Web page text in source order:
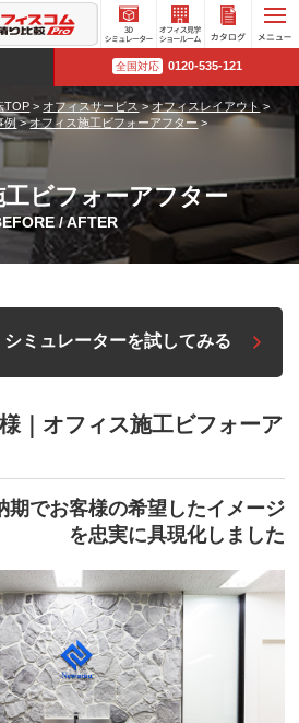
3D
シミュ
レータ
ー
オフィ
ス見学
ショー
ルーム
全国対応 0120-535-121
TOP > オフィスサービス>オフィスレイアウト >
例>オフィス施工ビフォーアフター>
ビフォーアフター
/ AFTER
ミュレーターを試してみる
｜オフィス施工ビフォーア
期でお客様の希望したイメージ
を忠実に具現化しました